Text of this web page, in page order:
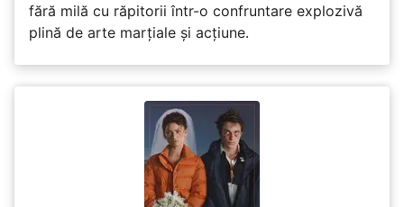
fără milă cu răpitorii într-o confruntare explozivă
plină de arte marțiale și acțiune.